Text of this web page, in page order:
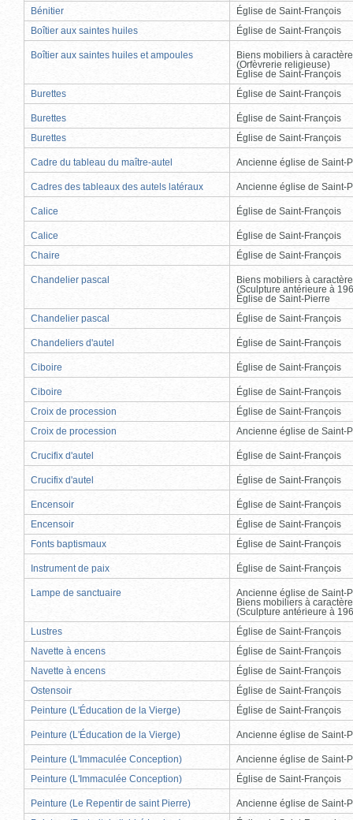
Bénitier
Église de Saint-François
Boîtier aux saintes huiles
Église de Saint-François
Boîtier aux saintes huiles et ampoules
Biens mobiliers à
(Orfèvrerie religieuse)
Église de Saint-François
Burettes
Église de Saint-François
Burettes
Église de Saint-François
Burettes
Église de Saint-François
Cadre du tableau du maître-autel Ancienne église de Saint-
Cadres des tableaux des autels latéraux Ancienne église de Saint-
Calice Église de Saint-François
Calice
Église de Saint-François
Chaire
Église de Saint-François
Chandelier pascal
Biens mobiliers à
(Sculpture antérieure à
Église de Saint-Pierre
Chandelier pascal
Église de Saint-François
Chandeliers d'autel Église de Saint-François
Ciboire Église de Saint-François
Ciboire
Église de Saint-François
Croix de procession
Église de Saint-François
Croix de procession
Ancienne église de Saint-
Crucifix d'autel Église de Saint-François
Crucifix d'autel Église de Saint-François
Encensoir
Église de Saint-François
Encensoir
Église de Saint-François
Fonts baptismaux
Église de Saint-François
Instrument de paix Église de Saint-François
Lampe de sanctuaire
Ancienne église de Saint-
Biens mobiliers à
(Sculpture antérieure à
Lustres
Église de Saint-François
Navette à encens
Église de Saint-François
Navette à encens
Église de Saint-François
Ostensoir
Église de Saint-François
Peinture (L'Éducation de la Vierge)
Église de Saint-François
Peinture (L'Éducation de la Vierge) Ancienne église de Saint-
Peinture (L'Immaculée Conception)
Ancienne église de Saint-
Peinture (L'Immaculée Conception)
Église de Saint-François
Peinture (Le Repentir de saint Pierre)
Ancienne église de Saint-